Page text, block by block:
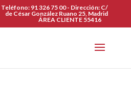
Teléfono: 91 326 75 00 - Dirección: C/
de César González Ruano 25, Madrid
ÁREA CLIENTE 55416